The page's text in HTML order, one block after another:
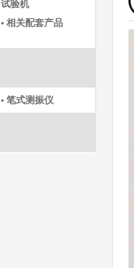
试验机
• 相关配套产品
• 笔式测振仪​